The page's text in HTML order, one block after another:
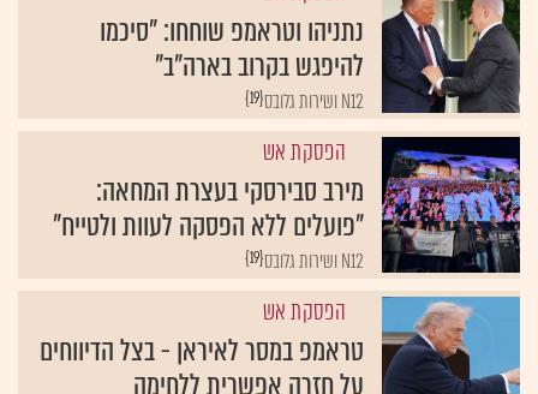
נתניהו וטראמפ שוחחו: "סיכמו
להיפגש בקרוב בארה"ב"
{19} N12 ושירות גלובס
הפסקת אש
מירב סבירסקי בעצרת המחאה:
"פועלים ללא הפסקה לעוות ולטייח"
{19} N12 ושירות גלובס
הפסקת אש
טראמפ במסר לאיראן - בצל הדיווחים
על חזרה אפשרית ללחימה